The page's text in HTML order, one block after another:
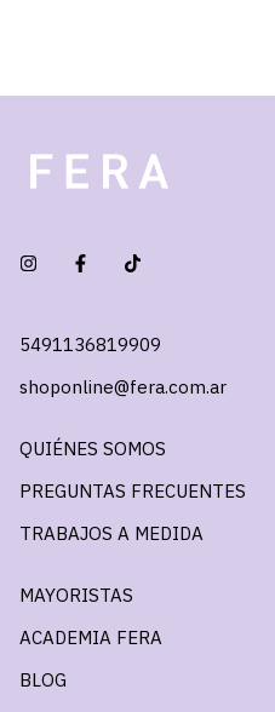
5491136819909
shoponline@fera.com.ar
QUIÉNES SOMOS
PREGUNTAS FRECUENTES
TRABAJOS A MEDIDA
MAYORISTAS
ACADEMIA FERA
BLOG